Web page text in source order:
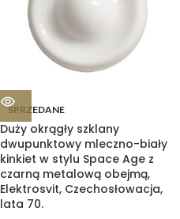
SPRZEDANE
Duży okrągły szklany
dwupunktowy mleczno-biały
kinkiet w stylu Space Age z
czarną metalową obejmą,
Elektrosvit, Czechosłowacja,
lata 70.